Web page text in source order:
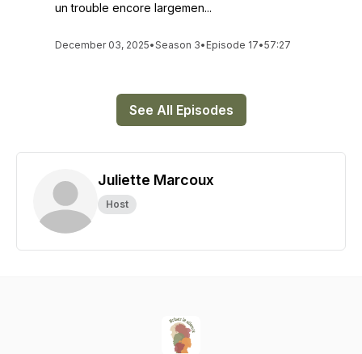
un trouble encore largemen...
December 03, 2025•Season 3• Episode 17•57:27
See All Episodes
Juliette Marcoux
Host